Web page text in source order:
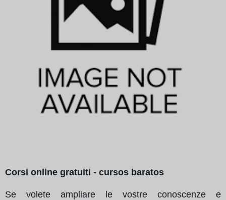
Corsi online gratuiti - cursos baratos
Se volete ampliare le vostre conoscenze e